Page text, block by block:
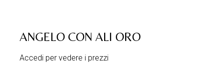
ANGELO CON ALI ORO
Accedi per vedere i prezzi